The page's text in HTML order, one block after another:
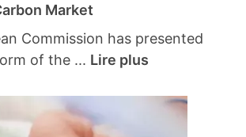
Market
Commission has presented
of the ... Lire plus